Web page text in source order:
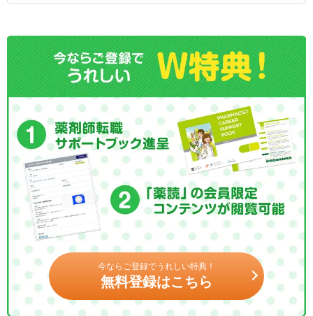
今ならご登録でうれしい特典！
無料登録はこちら